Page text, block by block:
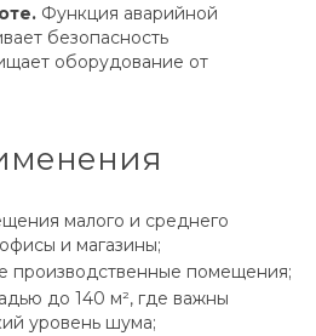
Функция аварийной
безопасность
оборудование от
малого и среднего
и магазины;
производственные помещения;
до 140 м², где важны
уровень шума;